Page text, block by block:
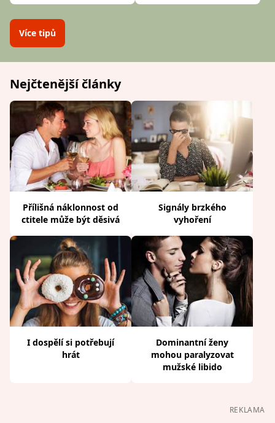
Více tipů
Nejčtenější články
Přílišná náklonnost od
ctitele může být děsivá
Signály brzkého
vyhoření
I dospělí si potřebují
hrát
Dominantní ženy
mohou paralyzovat
mužské libido
REKLAMA